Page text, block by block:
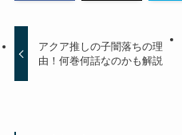
アクア推しの子闇落ちの理
由！何巻何話なのかも解説